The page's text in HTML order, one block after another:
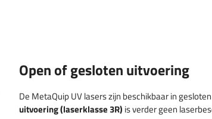
Open of gesloten uitvoering
De MetaQuip UV lasers zijn beschikbaar in
uitvoering(laserklasse 3R) is verder geen